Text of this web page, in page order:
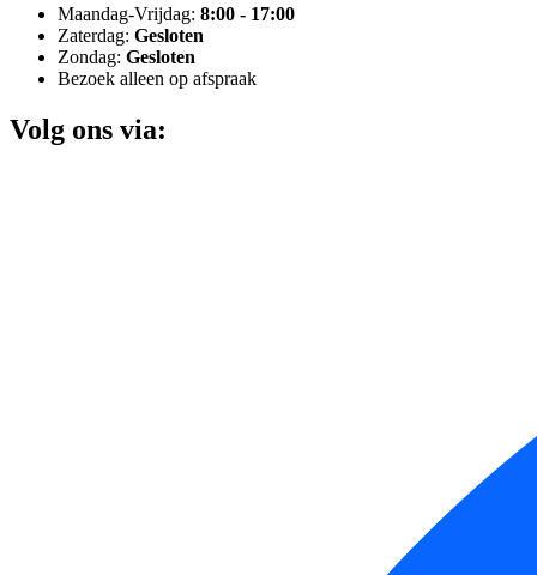
Maandag-Vrijdag: 8:00 - 17:00
Zaterdag: Gesloten
Zondag: Gesloten
Bezoek alleen op afspraak
Volg ons via: